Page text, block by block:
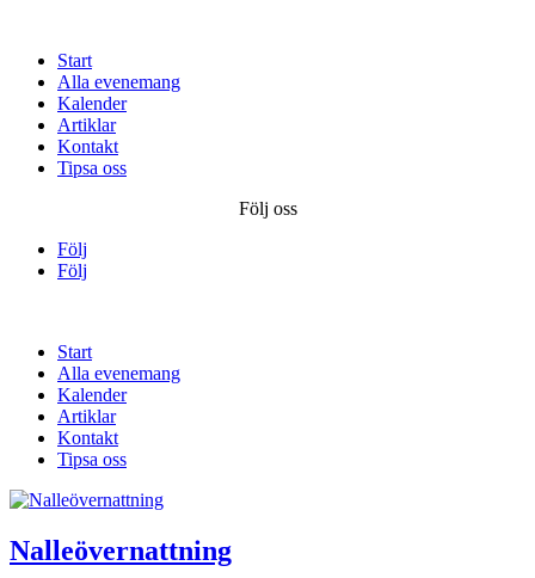
Start
Alla evenemang
Kalender
Artiklar
Kontakt
Tipsa oss
Följ oss
Följ
Följ
Start
Alla evenemang
Kalender
Artiklar
Kontakt
Tipsa oss
Nalleövernattning